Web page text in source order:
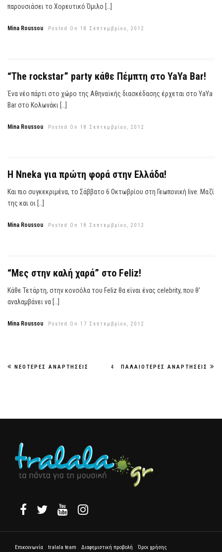
παρουσιάσει το Χορευτικό Όμιλο […]
Mina Roussou Posted On 18 Σεπτεμβρίου, 2012
“The rockstar” party κάθε Πέμπτη στο YaYa Bar!
Ένα νέο πάρτι στο χώρο της Αθηναϊκής διασκέδασης έρχεται στο YaYa
Bar στο Κολωνάκι […]
Mina Roussou Posted On 18 Σεπτεμβρίου, 2012
Η Nneka για πρώτη φορά στην Ελλάδα!
Και πιο συγκεκριμένα, το Σάββατο 6 Οκτωβρίου στη Γεωπονική live. Μαζί
της και οι […]
Mina Roussou Posted On 18 Σεπτεμβρίου, 2012
“Μες στην καλή χαρά” στο Feliz!
Κάθε Τετάρτη, στην κονσόλα του Feliz θα είναι ένας celebrity, που θ'
αναλαμβάνει να […]
Mina Roussou Posted On 17 Σεπτεμβρίου, 2012
4
ΝΕΌΤΕΡΕΣ ΑΝΑΡΤΉΣΕΙΣ ΠΑΛΑΙΌΤΕΡΕΣ ΑΝΑΡΤΉΣΕΙΣ
Επικοινωνία tralala team Διαφημιστική προβολή Όροι χρήσης